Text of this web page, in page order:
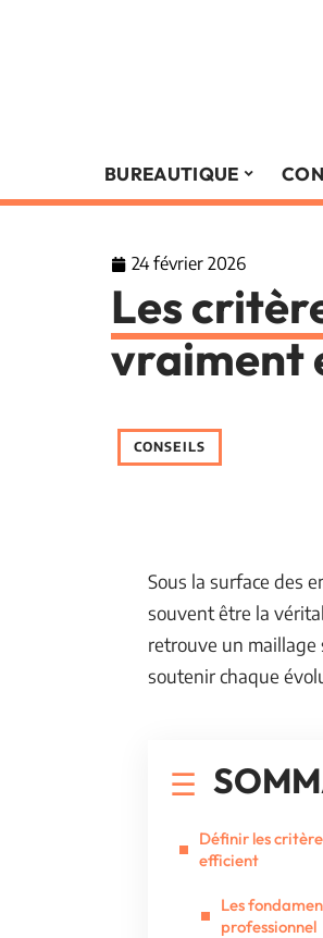
BUREAUTIQUE
24 février 2026
Les
vraiment
CONSEILS
Sous la surface des
souvent être la
retrouve un maillage
soutenir chaque
Définir les
efficient
Les
professionnel